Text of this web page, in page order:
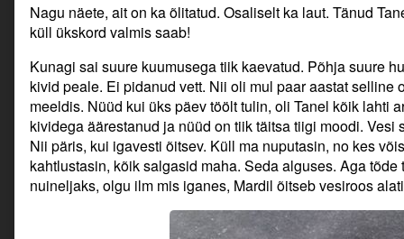
Nagu näete, ait on ka õlitatud. Osaliselt ka laut. Tänud
küll ükskord valmis saab!
Kunagi sai suure kuumusega tiik kaevatud. Põhja suure
kivid peale. Ei pidanud vett. Nii oli mul paar aastat selline
meeldis. Nüüd kui üks päev töölt tulin, oli Tanel kõik lahti
kividega äärestanud ja nüüd on tiik täitsa tiigi moodi. Vesi
Nii päris, kui igavesti õitsev. Küll ma nuputasin, no kes
kahtlustasin, kõik salgasid maha. Seda alguses. Aga
nuineljaks, olgu ilm mis iganes, Mardil õitseb vesiroos